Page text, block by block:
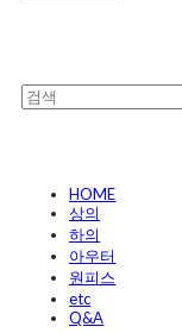
HOME
상의
하의
아우터
원피스
etc
Q&A